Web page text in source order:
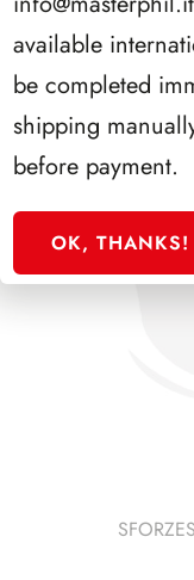
available
be completed
shipping
before payment.
OK, THANKS!